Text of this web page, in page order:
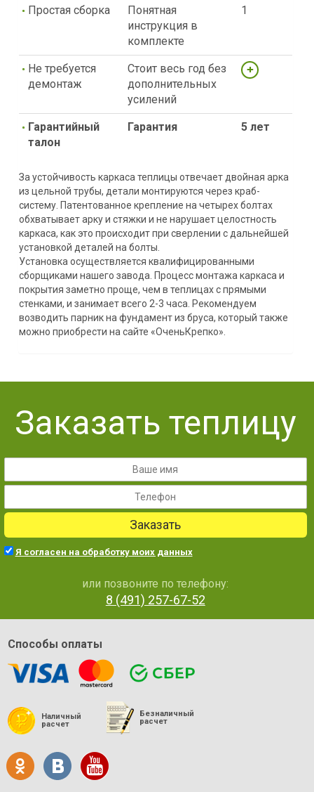
Простая сборка
Понятная
инструкция в
комплекте
1
Не требуется
демонтаж
Стоит весь год без
дополнительных
усилений
Гарантийный
талон
Гарантия 5 лет
За устойчивость каркаса теплицы отвечает двойная арка
из цельной трубы, детали монтируются через краб-
систему. Патентованное крепление на четырех болтах
обхватывает арку и стяжки и не нарушает целостность
каркаса, как это происходит при сверлении с дальнейшей
установкой деталей на болты.
Установка осуществляется квалифицированными
сборщиками нашего завода. Процесс монтажа каркаса и
покрытия заметно проще, чем в теплицах с прямыми
стенками, и занимает всего 2-3 часа. Рекомендуем
возводить парник на фундамент из бруса, который также
можно приобрести на сайте «ОченьКрепко».
Заказать теплицу
Заказать
Я согласен на обработку моих данных
или позвоните по телефону:
8 (491) 257-67-52
Способы оплаты
Наличный
расчет
Безналичный
расчет